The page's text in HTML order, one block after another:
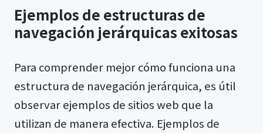
Ejemplos de estructuras de
navegación jerárquicas exitosas
Para comprender mejor cómo funciona una
estructura de navegación jerárquica, es útil
observar ejemplos de sitios web que la
utilizan de manera efectiva. Ejemplos de